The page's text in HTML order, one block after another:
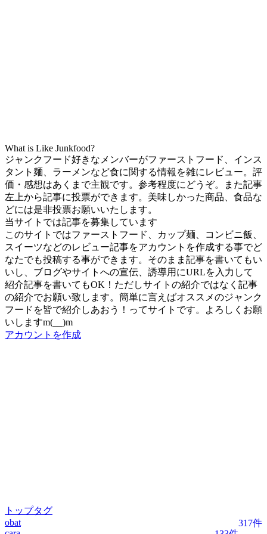
What is Like Junkfood?
ジャンクフード好きなメンバーがファーストフード、インス
タント麺、ラーメンなど食に関する情報を雑にレビュー。評
価・感想はあくまで主観です。参考程度にどうぞ。また記事
左上から記事に投票ができます。美味しかった商品、食品な
どには是非投票お願いいたします。
当サイトでは記事を募集しています
このサイトではファーストフード、カップ麺、コンビニ飯、
スイーツなどのレビュー記事をアカウントを作成する事でど
なたでも投稿する事ができます。そのまま記事を書いてもい
いし、ブログやサイトへの宣伝、誘導用にURLを入力して
紹介記事を書いてもOK！ただしサイトの紹介ではなく記事
の紹介でお願い致します。簡単に言えばオススメのジャンク
フードを皆で紹介しあおう！ってサイトです。よろしくお願
いしますm(__)m
アカウントを作成
トップタグ
obat
317件